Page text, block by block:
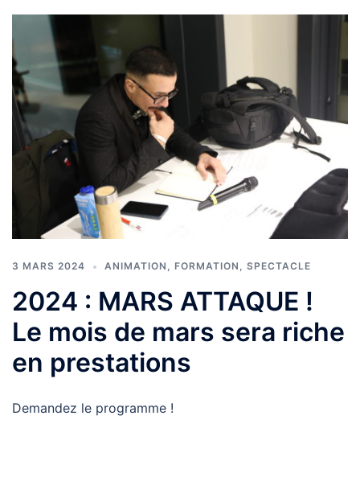
3 MARS 2024 ANIMATION FORMATION SPECTACLE
2024 : MARS ATTAQUE !
Le mois de mars sera riche
en prestations
Demandez le programme !